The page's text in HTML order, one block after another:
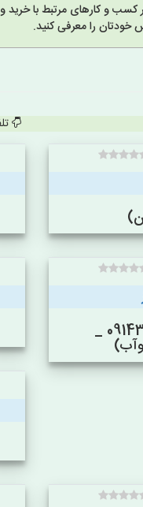
کسب و کارهای مرتبط با
را معرفی کنید.
09104101070 _ 09143338362 _